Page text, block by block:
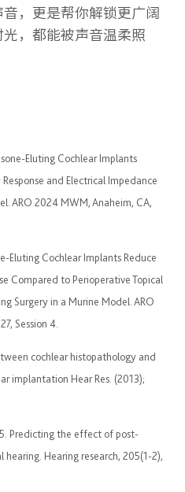
，更是帮你解锁更广阔
，都能被声音温柔照
Eluting Cochlear Implants
and Electrical Impedance
ARO 2024 MWM, Anaheim, CA,
Eluting Cochlear Implants Reduce
Compared to Perioperative Topical
Surgery in a Murine Model. ARO
Session 4.
cochlear histopathology and
implantation Hear Res. (2013);
Predicting the effect of post-
Hearing research, 205(1-2),